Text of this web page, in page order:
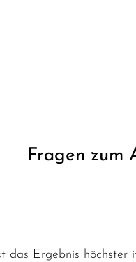
Fragen zum
das Ergebnis